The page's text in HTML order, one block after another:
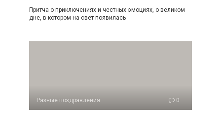
Притча о приключениях и честных эмоциях, о великом
дне, в котором на свет появилась
Разные поздравления 0